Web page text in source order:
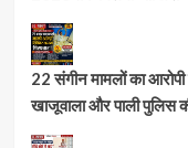
22 संगीन मामलों का
खाजूवाला और पाली पुलिस